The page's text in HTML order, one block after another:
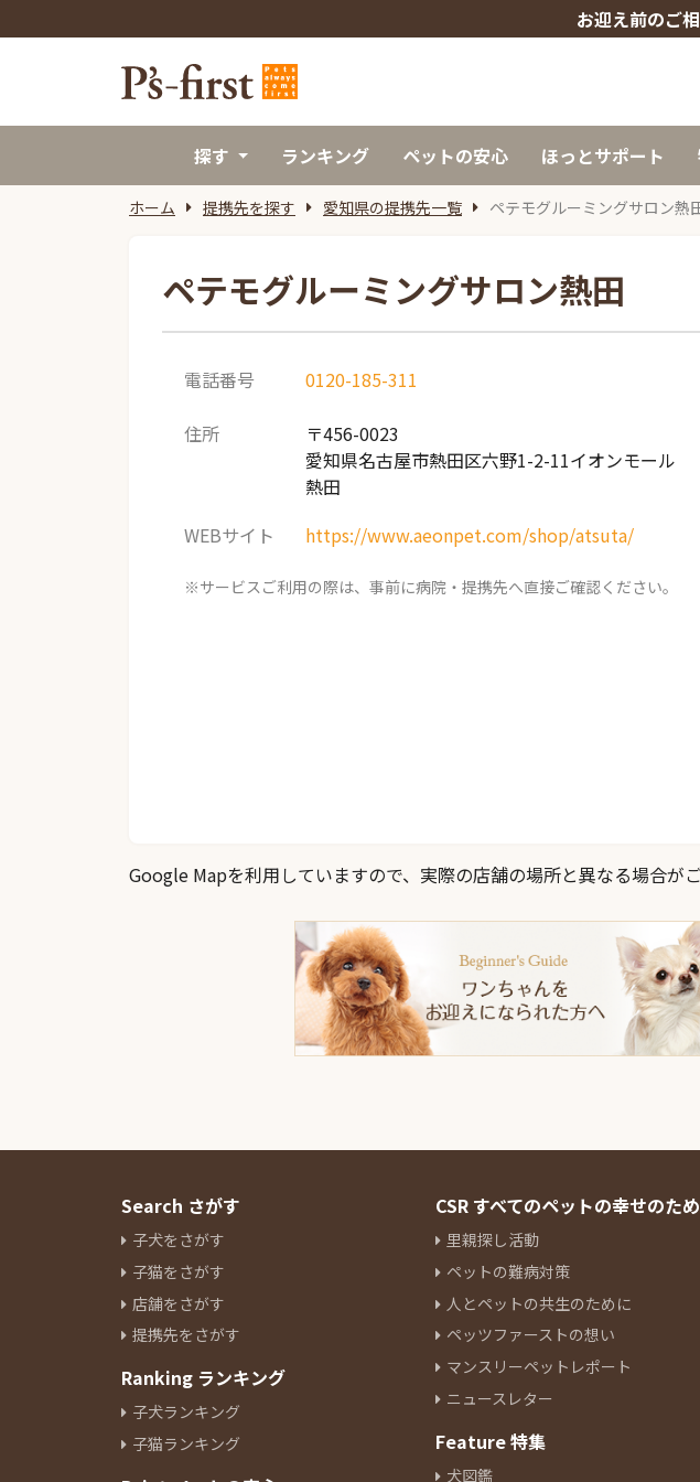
お迎え前のご
探す ランキング ペットの安心 ほっとサポート
ホーム 提携先を探す 愛知県の提携先一覧 ペテモグルーミングサロン熱
ペテモグルーミングサロン熱田
電話番号 0120-185-311
住所
〒456-0023
愛知県名古屋市熱田区六野1-2-11イオンモール
熱田
WEBサイト
https://www.aeonpet.com/shop/atsuta/
※サービスご利用の際は、事前に病院・提携先へ直接ご確認ください。
Google Mapを利用していますので、実際の店舗の場所と異なる場合が
Search さがす
子犬をさがす
子猫をさがす
店舗をさがす
提携先をさがす
Ranking ランキング
子犬ランキング
子猫ランキング
CSR すべてのペットの幸せのた
里親探し活動
ペットの難病対策
人とペットの共生のために
ペッツファーストの想い
マンスリーペットレポート
ニュースレター
Feature 特集
犬図鑑